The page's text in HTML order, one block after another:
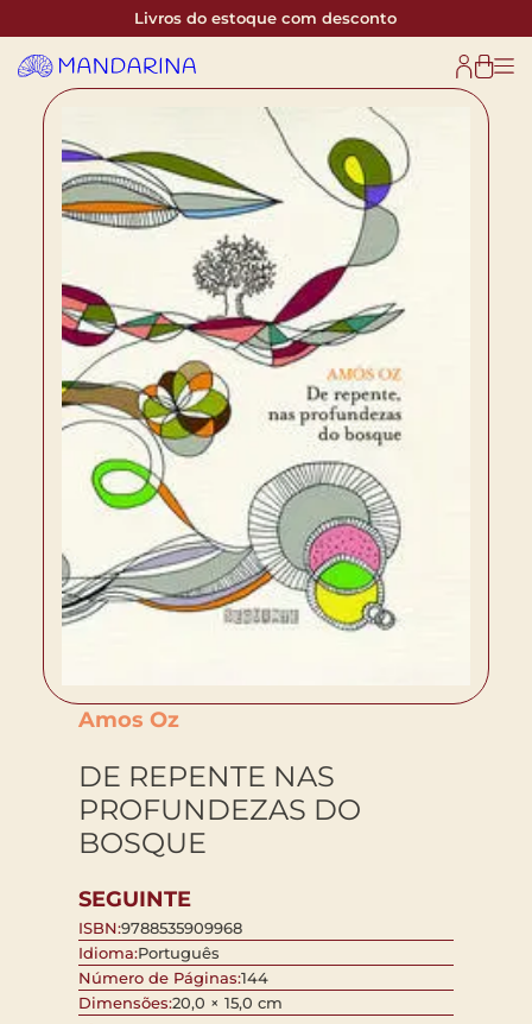
Livros do estoque com desconto
Amos Oz
DE REPENTE NAS
PROFUNDEZAS DO
BOSQUE
SEGUINTE
ISBN:9788535909968
Idioma:Português
Número de Páginas:144
Dimensões:20,0 × 15,0 cm